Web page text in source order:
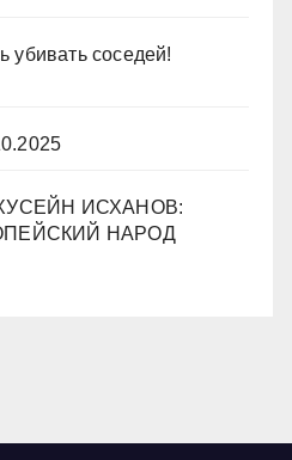
убивать соседей!
ИСХАНОВ:
НАРОД